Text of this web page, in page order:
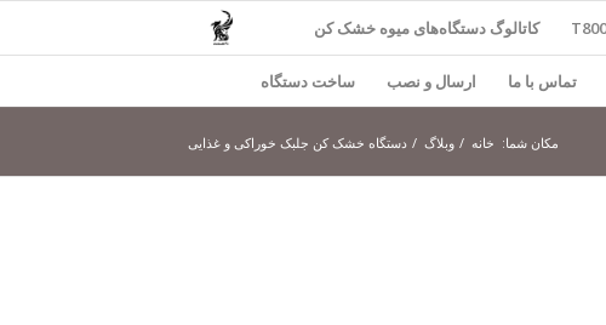
کاتالوگ دستگاه‌های میوه خشک کن
تماس با ما ارسال و نصب ساخت دستگاه
مکان شما: خانه / وبلاگ / دستگاه خشک کن جلبک خوراکی و غذایی